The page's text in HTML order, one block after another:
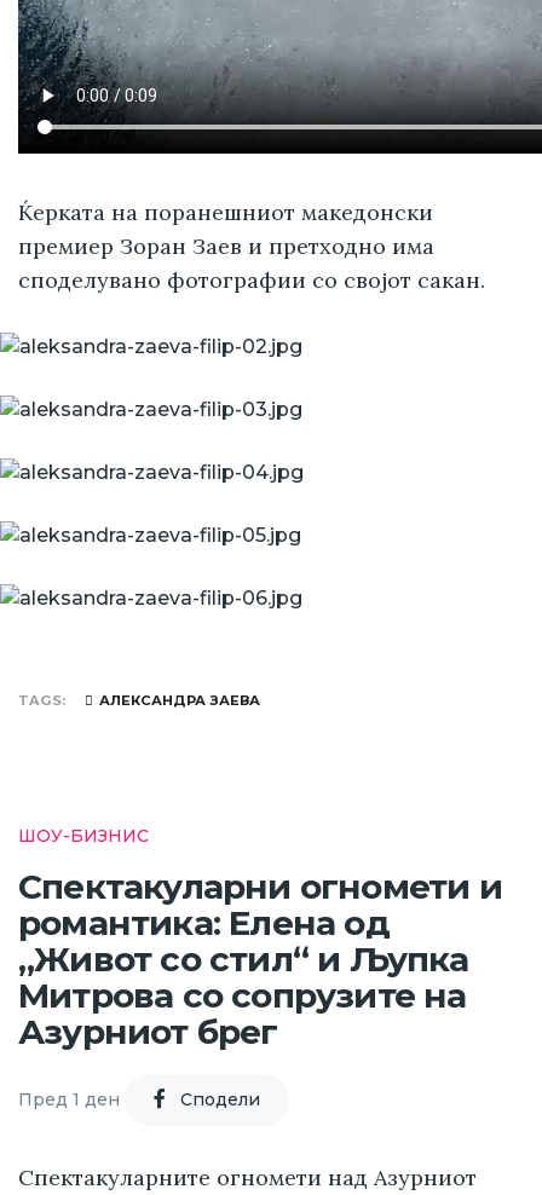
Ќерката на поранешниот македонски
премиер Зоран Заев и претходно има
споделувано фотографии со својот сакан.
TAGS АЛЕКСАНДРА ЗАЕВА
ШОУ-БИЗНИС
Спектакуларни огномети и
романтика: Елена од
„Живот со стил“ и Љупка
Митрова со сопрузите на
Азурниот брег
Пред 1 ден Cподели
Спектакуларните огномети над Азурниот